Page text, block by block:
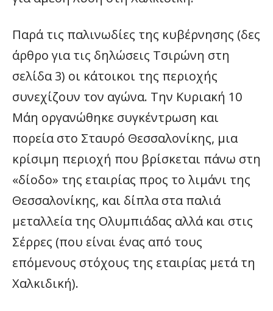
Παρά τις παλινωδίες της κυβέρνησης (δες
άρθρο για τις δηλώσεις Τσιρώνη στη
σελίδα 3) οι κάτοικοι της περιοχής
συνεχίζουν τον αγώνα. Την Κυριακή 10
Μάη οργανώθηκε συγκέντρωση και
πορεία στο Σταυρό Θεσσαλονίκης, μια
κρίσιμη περιοχή που βρίσκεται πάνω στη
«δίοδο» της εταιρίας προς το λιμάνι της
Θεσσαλονίκης, και δίπλα στα παλιά
μεταλλεία της Ολυμπιάδας αλλά και στις
Σέρρες (που είναι ένας από τους
επόμενους στόχους της εταιρίας μετά τη
Χαλκιδική).